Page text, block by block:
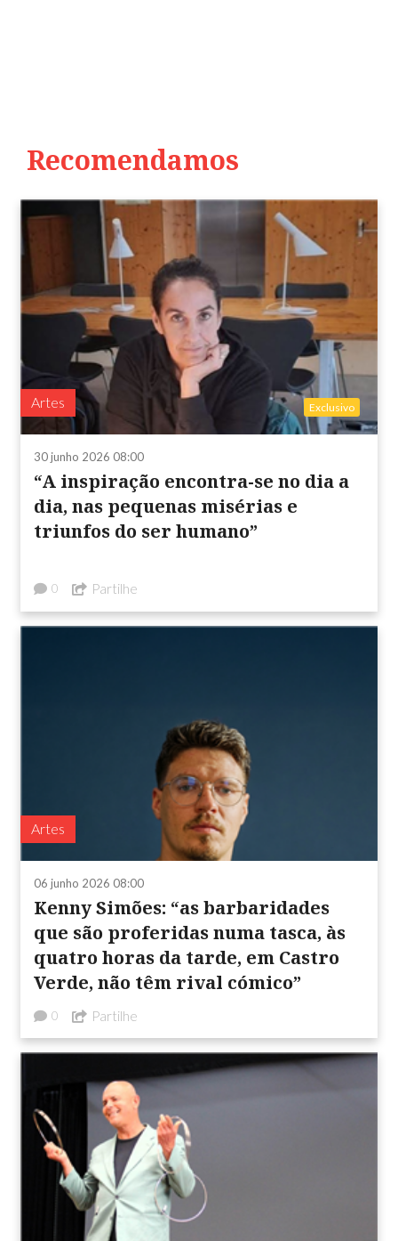
Recomendamos
Artes Exclusivo
30 junho 2026 08:00
“A inspiração encontra-se no dia a
dia, nas pequenas misérias e
triunfos do ser humano”
0 Partilhe
Artes
06 junho 2026 08:00
Kenny Simões: “as barbaridades
que são proferidas numa tasca, às
quatro horas da tarde, em Castro
Verde, não têm rival cómico”
0 Partilhe